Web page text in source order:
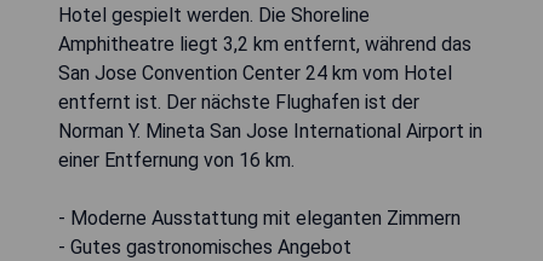
Hotel gespielt werden. Die Shoreline
Amphitheatre liegt 3,2 km entfernt, während das
San Jose Convention Center 24 km vom Hotel
entfernt ist. Der nächste Flughafen ist der
Norman Y. Mineta San Jose International Airport in
einer Entfernung von 16 km.
- Moderne Ausstattung mit eleganten Zimmern
- Gutes gastronomisches Angebot